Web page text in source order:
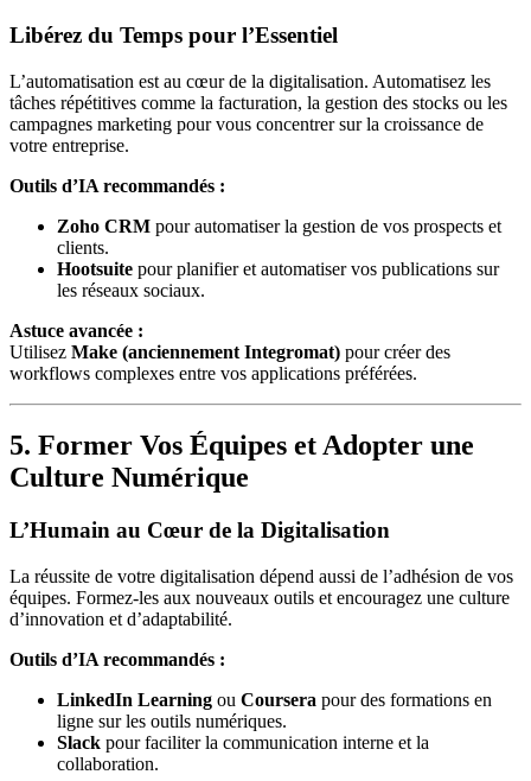
Libérez du Temps pour l’Essentiel
L’automatisation est au cœur de la digitalisation. Automatisez les
tâches répétitives comme la facturation, la gestion des stocks ou les
campagnes marketing pour vous concentrer sur la croissance de
votre entreprise.
Outils d’IA recommandés :
Zoho CRM pour automatiser la gestion de vos prospects et
clients.
Hootsuite pour planifier et automatiser vos publications sur
les réseaux sociaux.
Astuce avancée :
Utilisez Make (anciennement Integromat) pour créer des
workflows complexes entre vos applications préférées.
5. Former Vos Équipes et Adopter une
Culture Numérique
L’Humain au Cœur de la Digitalisation
La réussite de votre digitalisation dépend aussi de l’adhésion de vos
équipes. Formez-les aux nouveaux outils et encouragez une culture
d’innovation et d’adaptabilité.
Outils d’IA recommandés :
LinkedIn Learning ou Coursera pour des formations en
ligne sur les outils numériques.
Slack pour faciliter la communication interne et la
collaboration.